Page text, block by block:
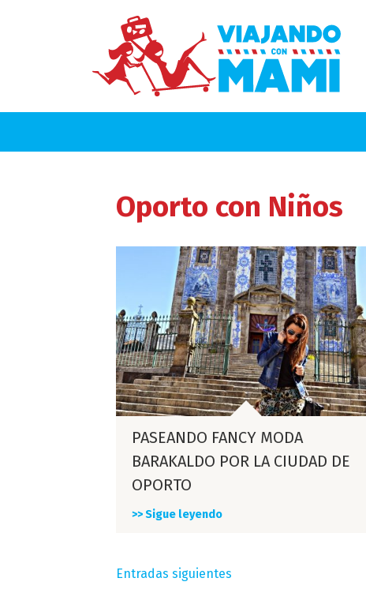
Oporto con Niños
PASEANDO FANCY MODA
BARAKALDO POR LA CIUDAD DE
OPORTO
>> Sigue leyendo
Navegación
Entradas siguientes